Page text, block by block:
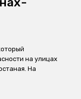
на улицах
На